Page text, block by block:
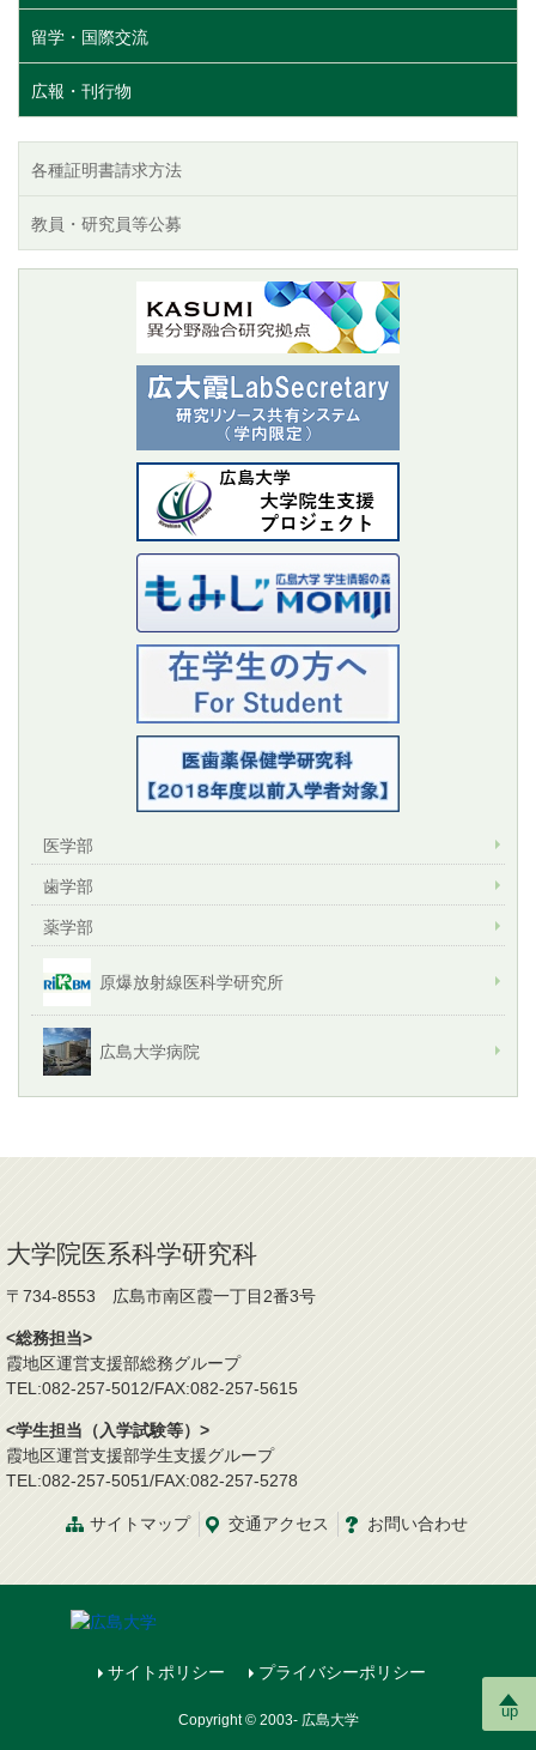
留学・国際交流
広報・刊行物
各種証明書請求方法
教員・研究員等公募
医学部
歯学部
薬学部
原爆放射線医科学研究所
広島大学病院
up
大学院医系科学研究科
〒734-8553 広島市南区霞一丁目2番3号
<総務担当>
霞地区運営支援部総務グループ
TEL:082-257-5012/FAX:082-257-5615
<学生担当（入学試験等）>
霞地区運営支援部学生支援グループ
TEL:082-257-5051/FAX:082-257-5278
サイトマップ 交通アクセス お問い合わせ
サイトポリシー プライバシーポリシー
Copyright © 2003- 広島大学